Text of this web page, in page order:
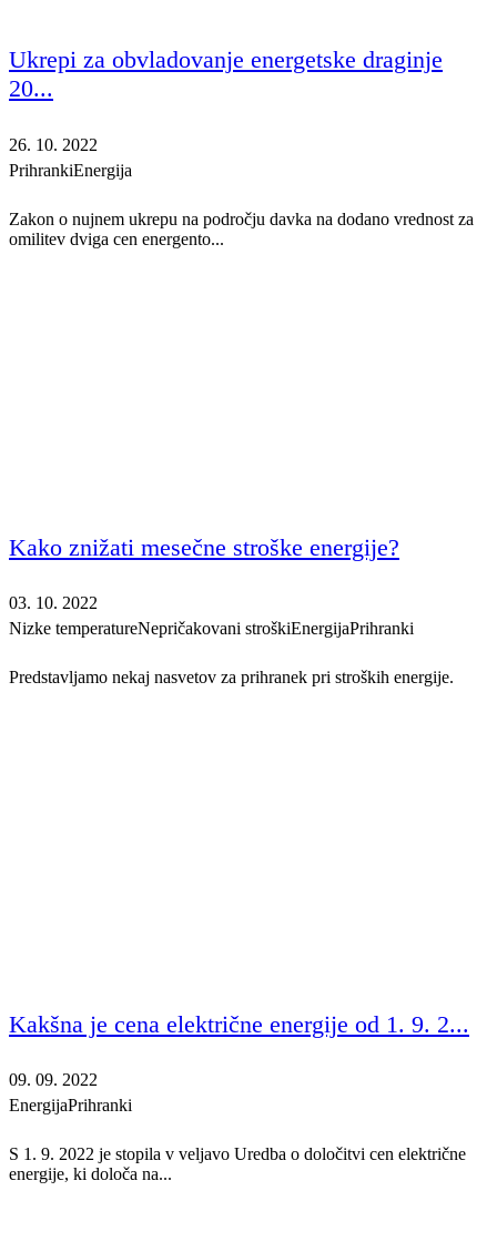
Ukrepi za obvladovanje energetske draginje
20...
26. 10. 2022
PrihrankiEnergija
Zakon o nujnem ukrepu na področju davka na dodano vrednost za
omilitev dviga cen energento...
Kako znižati mesečne stroške energije?
03. 10. 2022
Nizke temperatureNepričakovani stroškiEnergijaPrihranki
Predstavljamo nekaj nasvetov za prihranek pri stroških energije.
Kakšna je cena električne energije od 1. 9. 2...
09. 09. 2022
EnergijaPrihranki
S 1. 9. 2022 je stopila v veljavo Uredba o določitvi cen električne
energije, ki določa na...